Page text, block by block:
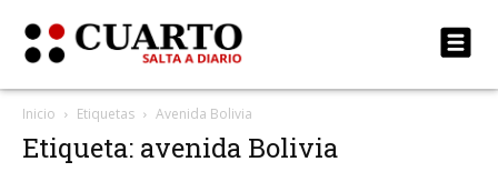
Inicio Etiquetas Avenida Bolivia
Etiqueta: avenida Bolivia